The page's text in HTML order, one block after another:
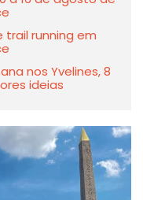
trail running em
nos Yvelines, 8
ideias